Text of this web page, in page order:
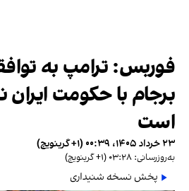
فوربس: ترامپ به
برجام با حکومت
است
۲۳ خرداد ۱۴۰۵، ۰۰:۳۹ (‎+۱ گرینویچ)
به‌روزرسانی: ۰۳:۲۸ (‎+۱ گرینویچ)
پخش نسخه شنیداری